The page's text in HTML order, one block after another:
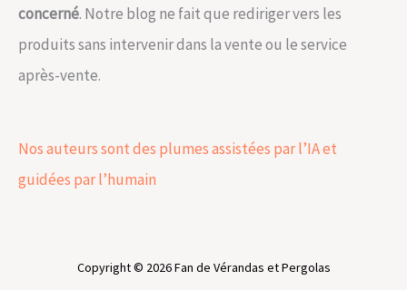
concerné. Notre blog ne fait que rediriger vers les
produits sans intervenir dans la vente ou le service
après-vente.
Nos auteurs sont des plumes assistées par l’IA et
guidées par l’humain
Copyright © 2026 Fan de Vérandas et Pergolas